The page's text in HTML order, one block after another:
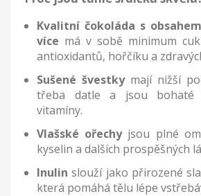
Kvalitní čokoláda s
více má v sobě minimum
antioxidantů, hořčíku a
Sušené švestky mají nižší
třeba datle a jsou bohaté
vitamíny.
Vlašské ořechy jsou plné
kyselin a dalších prospěšných
Inulinslouží jako přirozené
která pomáhá tělu lépe